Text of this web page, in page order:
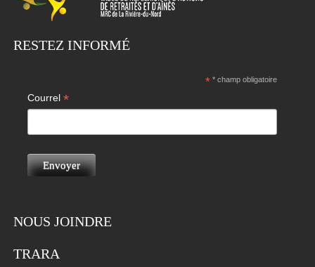
RESTEZ INFORMÉ
** champ obligatoire
Courrel*
NOUS JOINDRE
TRARA